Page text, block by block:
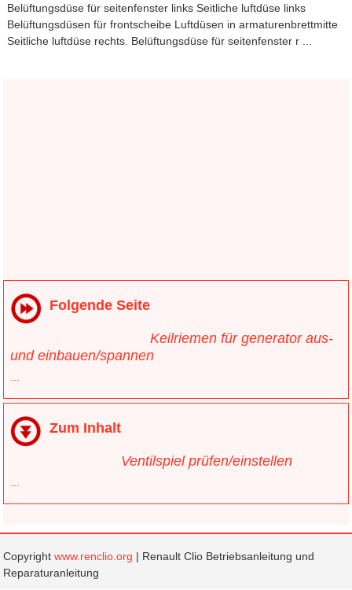
Belüftungsdüse für seitenfenster links Seitliche luftdüse links
Belüftungsdüsen für frontscheibe Luftdüsen in armaturenbrettmitte
Seitliche luftdüse rechts. Belüftungsdüse für seitenfenster r ...
Folgende Seite
Keilriemen für generator aus-
und einbauen/spannen
Zum Inhalt
Ventilspiel prüfen/einstellen
Copyrightwww.renclio.org | Renault Clio Betriebsanleitung und
Reparaturanleitung